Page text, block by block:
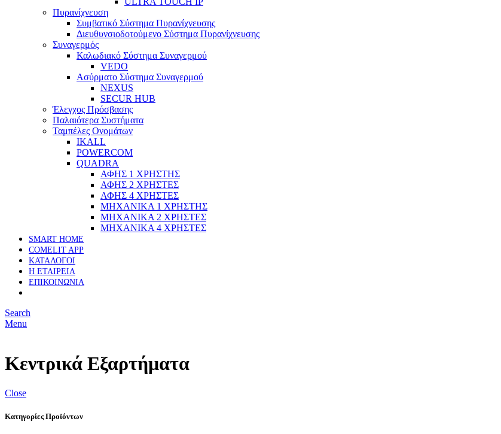
Πυρανίχνευση
Συμβατικό Σύστημα Πυρανίχνευσης
Διευθυνσιοδοτούμενο Σύστημα Πυρανίχνευσης
Συναγερμός
Καλωδιακό Σύστημα Συναγερμού
VEDO
Ασύρματο Σύστημα Συναγερμού
NEXUS
SECUR HUB
Έλεγχος Πρόσβασης
Παλαιότερα Συστήματα
Ταμπέλες Ονομάτων
IKALL
POWERCOM
QUADRA
ΑΦΗΣ 1 ΧΡΗΣΤΗΣ
ΑΦΗΣ 2 ΧΡΗΣΤΕΣ
ΑΦΗΣ 4 ΧΡΗΣΤΕΣ
ΜΗΧΑΝΙΚΑ 1 ΧΡΗΣΤΗΣ
ΜΗΧΑΝΙΚΑ 2 ΧΡΗΣΤΕΣ
ΜΗΧΑΝΙΚΑ 4 ΧΡΗΣΤΕΣ
SMART HOME
COMELIT APP
ΚΑΤΑΛΟΓΟΙ
Η ΕΤΑΙΡΕΙΑ
ΕΠΙΚΟΙΝΩΝΙΑ
Search
Menu
Κεντρικά Εξαρτήματα
Close
Κατηγορίες Προϊόντων